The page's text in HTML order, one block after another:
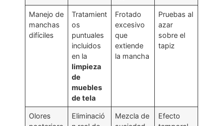
Manejo de
manchas
difíciles
Tratamient
os
puntuales
incluidos
en la
limpieza
de
muebles
de tela
Frotado
excesivo
que
extiende
la mancha
Pruebas al
azar
sobre el
tapiz
Olores
Eliminació
Mezcla de
Efecto